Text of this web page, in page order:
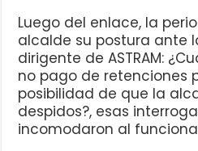
Luego del enlace, la
alcalde su postura ante
dirigente de ASTRAM:
no pago de retenciones
posibilidad de que la
despidos?, esas
incomodaron al